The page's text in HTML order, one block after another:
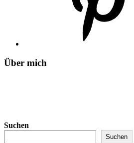
Über mich
Suchen
Suchen